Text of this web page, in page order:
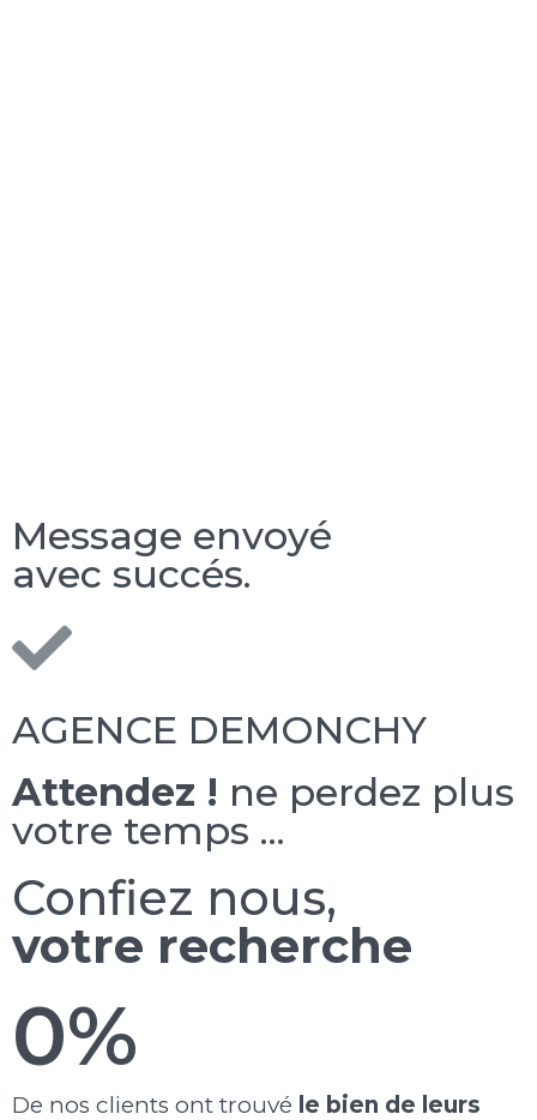
Message envoyé
avec succés.
AGENCE DEMONCHY
Attendez ! ne perdez plus
votre temps ...
Confiez nous,
votre recherche
0%
De nos clients ont trouvé le bien de leurs